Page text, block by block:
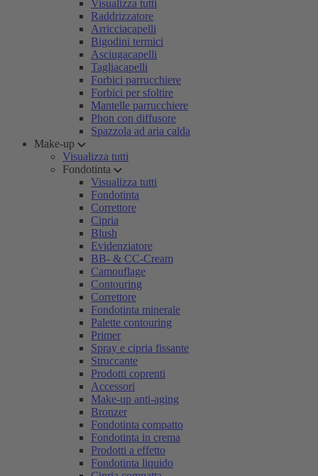
Visualizza tutti
Raddrizzatore
Arricciacapelli
Bigodini termici
Asciugacapelli
Tagliacapelli
Forbici parrucchiere
Forbici per sfoltire
Mantelle parrucchiere
Phon con diffusore
Spazzola ad aria calda
Make-up
Visualizza tutti
Fondotinta
Visualizza tutti
Fondotinta
Correttore
Cipria
Blush
Evidenziatore
BB- & CC-Cream
Camouflage
Contouring
Correttore
Fondotinta minerale
Palette contouring
Primer
Spray e cipria fissante
Struccante
Prodotti coprenti
Accessori
Make-up anti-aging
Bronzer
Fondotinta compatto
Fondotinta in crema
Prodotti a effetto
Fondotinta liquido